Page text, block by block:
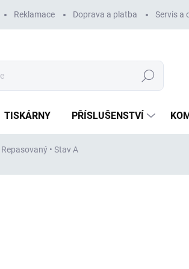
Reklamace Doprava a platba Servis a
Hledat
TISKÁRNY PŘÍSLUŠENSTVÍ
Repasovaný • Stav A